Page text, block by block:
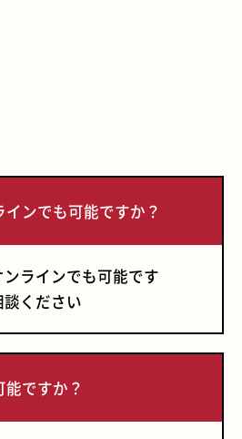
ンでも可能ですか？
ラインでも可能です
ください
ですか？